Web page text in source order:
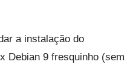
a instalação do
Debian 9 fresquinho (sem